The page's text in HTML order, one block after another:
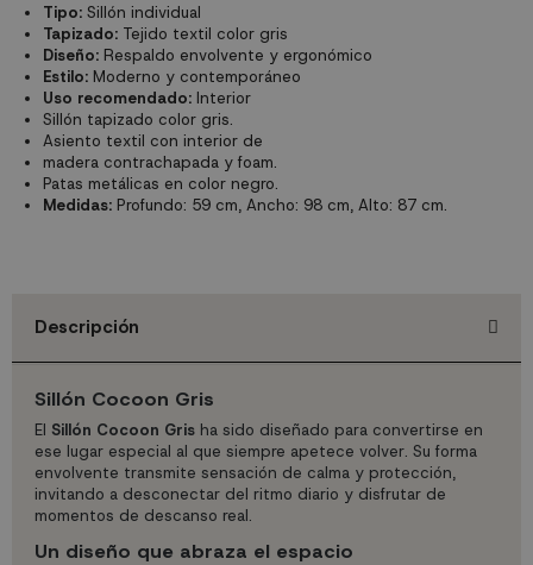
Tipo:Sillón individual
Tapizado:Tejido textil color gris
Diseño:Respaldo envolvente y ergonómico
Estilo:Moderno y contemporáneo
Uso recomendado:Interior
Sillón tapizado color gris.
Asiento textil con interior de
madera contrachapada y foam.
Patas metálicas en color negro.
Medidas:Profundo: 59 cm, Ancho: 98 cm, Alto: 87 cm.
Descripción
Sillón Cocoon Gris
El Sillón Cocoon Gris ha sido diseñado para convertirse en
ese lugar especial al que siempre apetece volver. Su forma
envolvente transmite sensación de calma y protección,
invitando a desconectar del ritmo diario y disfrutar de
momentos de descanso real.
Un diseño que abraza el espacio